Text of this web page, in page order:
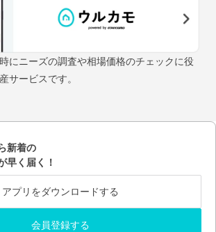
にニーズの調査や相場価格のチェックに役
サービスです。
新着の
早く届く！
アプリをダウンロードする
会員登録する